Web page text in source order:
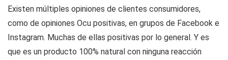
Existen múltiples opiniones de clientes consumidores,
como de opiniones Ocu positivas, en grupos de Facebook e
Instagram. Muchas de ellas positivas por lo general. Y es
que es un producto 100% natural con ninguna reacción